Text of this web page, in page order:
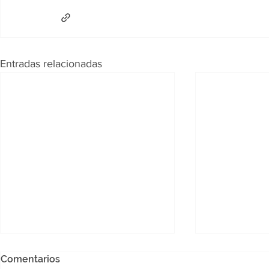
Entradas relacionadas
Comentarios